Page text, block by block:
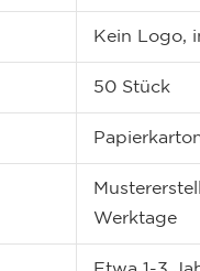
Kein Logo,
50 Stück
Werktage